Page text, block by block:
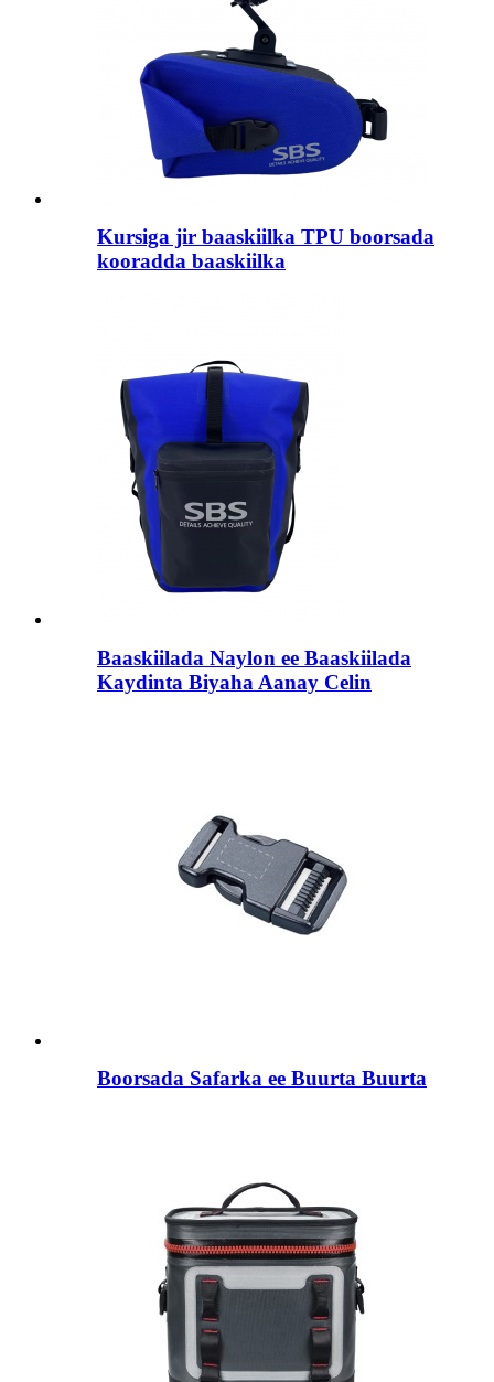
Kursiga jir baaskiilka TPU boorsada
kooradda baaskiilka
Baaskiilada Naylon ee Baaskiilada
Kaydinta Biyaha Aanay Celin
Boorsada Safarka ee Buurta Buurta